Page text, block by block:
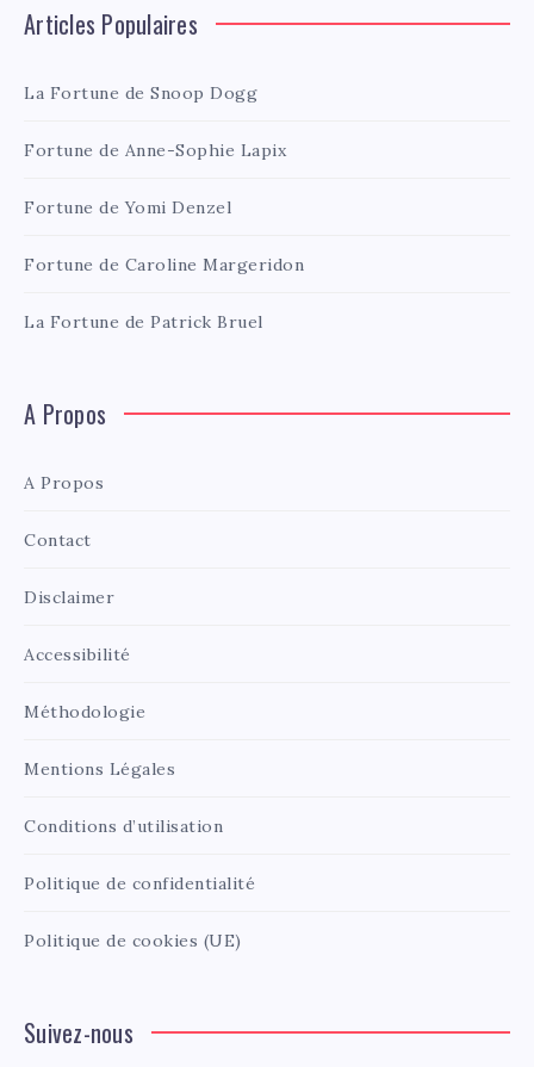
Articles Populaires
La Fortune de Snoop Dogg
Fortune de Anne-Sophie Lapix
Fortune de Yomi Denzel
Fortune de Caroline Margeridon
La Fortune de Patrick Bruel
A Propos
A Propos
Contact
Disclaimer
Accessibilité
Méthodologie
Mentions Légales
Conditions d’utilisation
Politique de confidentialité
Politique de cookies (UE)
Suivez-nous